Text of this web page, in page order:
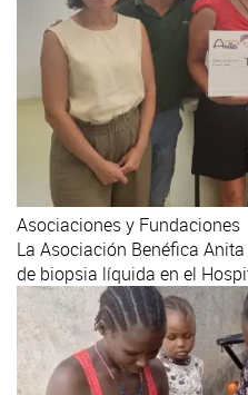
Asociaciones y Fundaciones
La Asociación Benéfica
de biopsia líquida en el